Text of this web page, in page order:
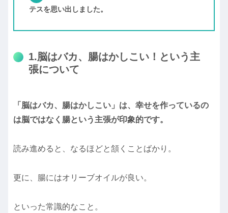
テスを思い出しました。
1.脳はバカ、腸はかしこい！という主
張について
「脳はバカ、腸はかしこい」は、幸せを作っているの
は脳ではなく腸という主張が印象的です。
読み進めると、なるほどと頷くことばかり。
更に、腸にはオリーブオイルが良い。
といった常識的なこと。